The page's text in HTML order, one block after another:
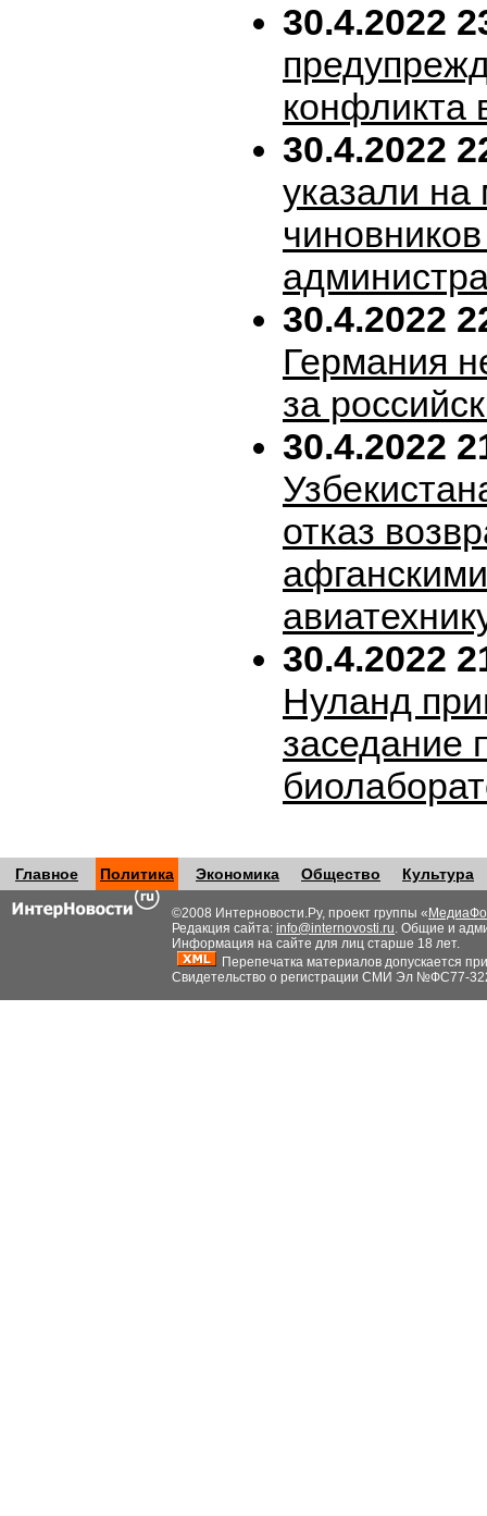
30.4.2022
конфликта
30.4.2022
указали на
30.4.2022
Германия
за
30.4.2022
отказ
30.4.2022
Нуланд
заседание
Главное Политика Экономика Общество Культура
©2008 Интерновости.Ру, проект группы «
Редакция сайта: info@internovosti.ru. Общие и
Информация на сайте для лиц старше 18 лет.
Перепечатка материалов допускается
Свидетельство о регистрации СМИ Эл №ФС77-